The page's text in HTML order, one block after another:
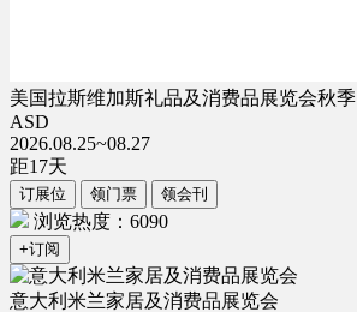
美国拉斯维加斯礼品及消费品展览会秋季
ASD
2026.08.25~08.27
距17天
订展位 领门票 领会刊
浏览热度：6090
+订阅
意大利米兰家居及消费品展览会